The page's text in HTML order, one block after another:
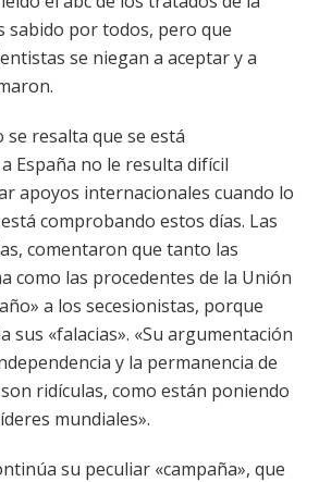
sabido por todos, pero que
se niegan a aceptar y a
se resalta que se está
España no le resulta difícil
apoyos internacionales cuando lo
comprobando estos días. Las
comentaron que tanto las
como las procedentes de la Unión
a los secesionistas, porque
sus «falacias». «Su argumentación
y la permanencia de
ridículas, como están poniendo
mundiales».
su peculiar «campaña», que